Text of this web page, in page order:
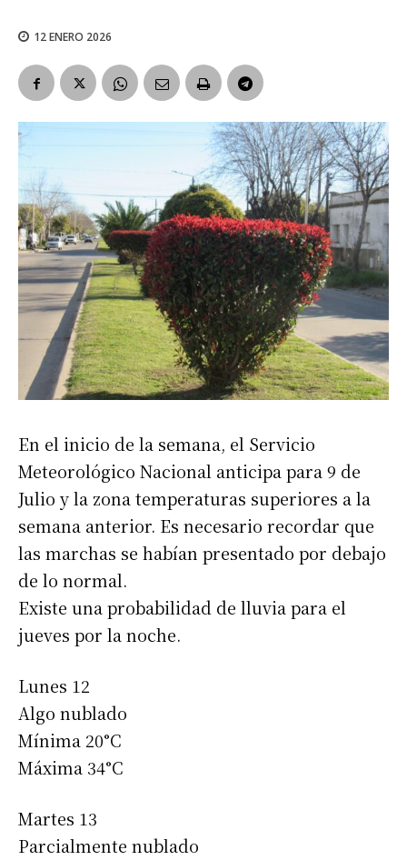
12 ENERO 2026
En el inicio de la semana, el Servicio
Meteorológico Nacional anticipa para 9 de
Julio y la zona temperaturas superiores a la
semana anterior. Es necesario recordar que
las marchas se habían presentado por debajo
de lo normal.
Existe una probabilidad de lluvia para el
jueves por la noche.
Lunes 12
Algo nublado
Mínima 20°C
Máxima 34°C
Martes 13
Parcialmente nublado